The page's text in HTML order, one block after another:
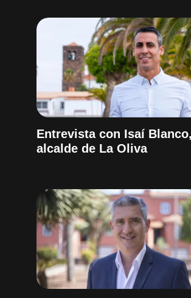
Entrevista con Isaí Blanco,
alcalde de La Oliva